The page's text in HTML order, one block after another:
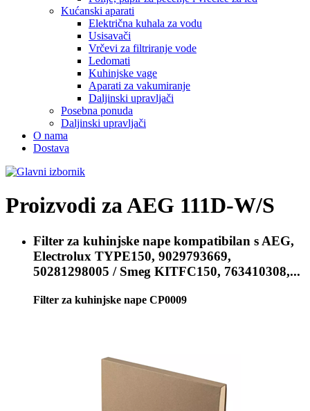
Kućanski aparati
Električna kuhala za vodu
Usisavači
Vrčevi za filtriranje vode
Ledomati
Kuhinjske vage
Aparati za vakumiranje
Daljinski upravljači
Posebna ponuda
Daljinski upravljači
O nama
Dostava
Proizvodi zaAEG 111D-W/S
Filter za kuhinjske nape kompatibilan s AEG,
Electrolux TYPE150, 9029793669,
50281298005 / Smeg KITFC150, 763410308,...
Filter za kuhinjske nape CP0009